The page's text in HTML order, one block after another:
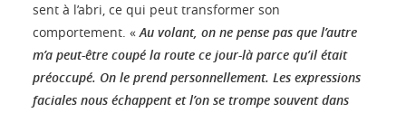
sent à l’abri, ce qui peut transformer son
comportement. «Au volant, on ne pense pas que l’autre
m’a peut-être coupé la route ce jour-là parce qu’il était
préoccupé. On le prend personnellement. Les expressions
faciales nous échappent et l’on se trompe souvent dans